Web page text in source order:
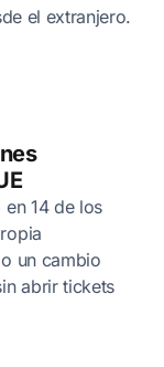
el extranjero.
14 de los
un cambio
abrir tickets